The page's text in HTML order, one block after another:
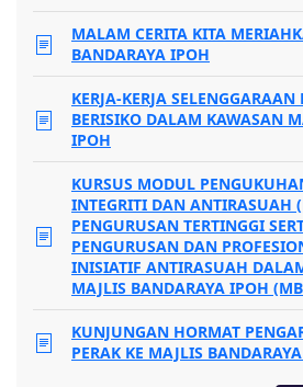
MALAM CERITA KITA
BANDARAYA IPOH
KERJA-KERJA
BERISIKO DALAM KAWASAN
IPOH
KURSUS MODUL
INTEGRITI DAN ANTIRASUAH
PENGURUSAN TERTINGGI
PENGURUSAN DAN
INISIATIF ANTIRASUAH
MAJLIS BANDARAYA IPOH
KUNJUNGAN HORMAT
PERAK KE MAJLIS